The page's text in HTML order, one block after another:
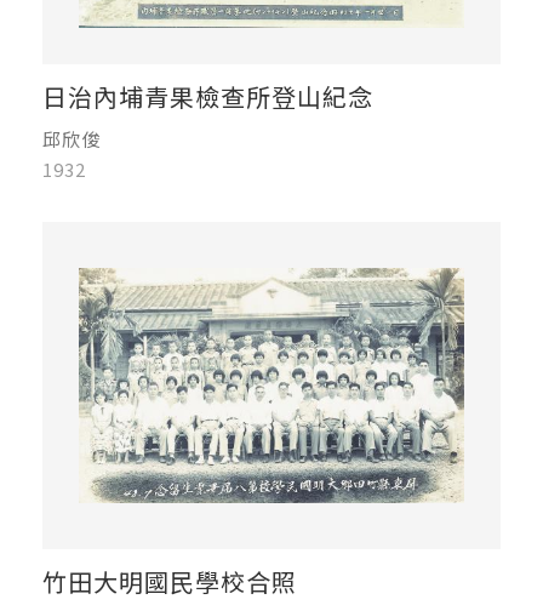
日治內埔青果檢查所登山紀念
邱欣俊
1932
竹田大明國民學校合照